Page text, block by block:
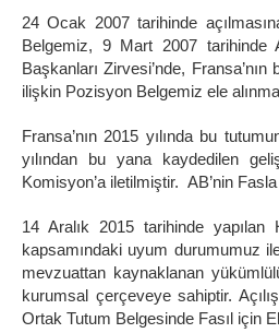
24 Ocak 2007 tarihinde
Belgemiz, 9 Mart 2007 tarihinde
Başkanları Zirvesi’nde,
ilişkin Pozisyon Belgemiz ele
Fransa’nın 2015 yılında bu
yılından bu yana kaydedilen
Komisyon’a iletilmiştir. AB’nin
14 Aralık 2015 tarihinde
kapsamındaki uyum durumumuz
mevzuattan kaynaklanan
kurumsal çerçeveye sahiptir.
Ortak Tutum Belgesinde Fasıl için